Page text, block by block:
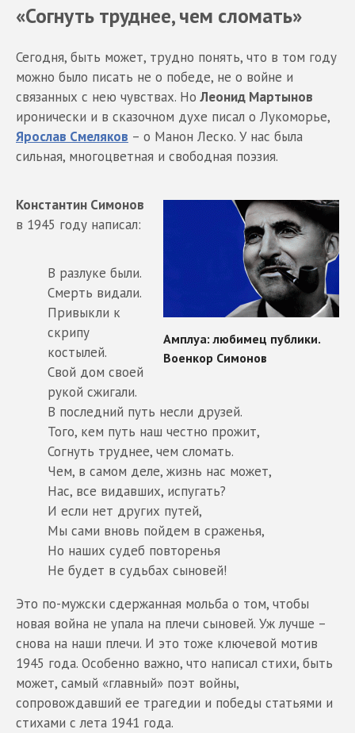
«Согнуть труднее, чем сломать»
Сегодня, быть может, трудно понять, что в том году
можно было писать не о победе, не о войне и
связанных с нею чувствах. НоЛеонид Мартынов
иронически и в сказочном духе писал о Лукоморье,
Ярослав Смеляков – о Манон Леско. У нас была
сильная, многоцветная и свободная поэзия.
Константин Симонов
в 1945 году написал:
В разлуке были.
Смерть видали.
Привыкли к
скрипу
костылей.
Свой дом своей
рукой сжигали.
В последний путь несли друзей.
Того, кем путь наш честно прожит,
Согнуть труднее, чем сломать.
Чем, в самом деле, жизнь нас может,
Нас, все видавших, испугать?
И если нет других путей,
Мы сами вновь пойдем в сраженья,
Но наших судеб повторенья
Не будет в судьбах сыновей!
Это по-мужски сдержанная мольба о том, чтобы
новая война не упала на плечи сыновей. Уж лучше –
снова на наши плечи. И это тоже ключевой мотив
1945 года. Особенно важно, что написал стихи, быть
может, самый «главный» поэт войны,
сопровождавший ее трагедии и победы статьями и
стихами с лета 1941 года.